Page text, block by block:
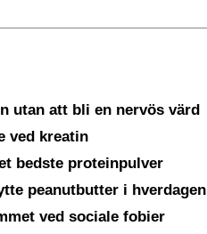
utan att bli en nervös värd
ved kreatin
bedste proteinpulver
peanutbutter i hverdagen
ved sociale fobier